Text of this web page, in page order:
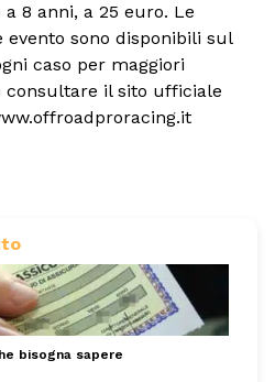
8 anni, a 25 euro. Le
sono disponibili sul
caso per maggiori
consultare il sito ufficiale
bisogna sapere